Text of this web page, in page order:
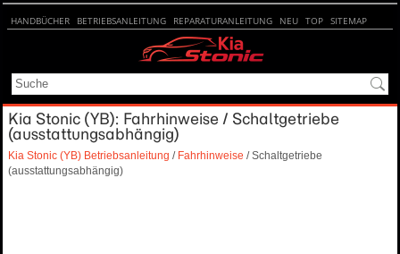
HANDBÜCHER BETRIEBSANLEITUNG REPARATURANLEITUNG NEU TOP SITEMAP
Kia Stonic (YB): Fahrhinweise / Schaltgetriebe
(ausstattungsabhängig)
Kia Stonic (YB) Betriebsanleitung / Fahrhinweise / Schaltgetriebe
(ausstattungsabhängig)